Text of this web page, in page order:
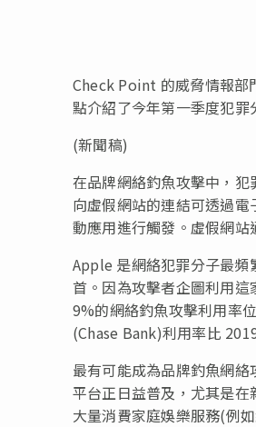
Check Point 的威脅情報部
點介紹了今年第一季度犯罪
(新聞稿)
在品牌網絡釣魚攻擊中，
向虛假網站的連結可透過
動應用進行觸發。虛假網
Apple 是網絡犯罪分子最頻
首。因為攻擊者企圖利用
9%的網絡釣魚攻擊利用率
(Chase Bank)利用率比
最有可能成為品牌釣魚網
平台正日益普及，尤其是
大量消費家庭娛樂服務(例